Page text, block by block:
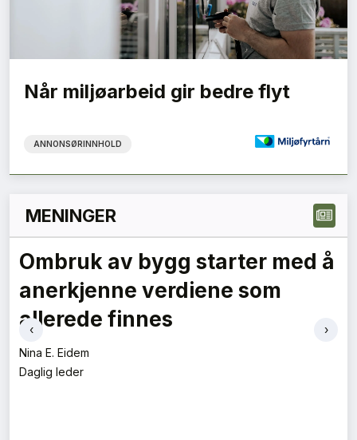
Når miljøarbeid gir bedre flyt
ANNONSØRINNHOLD
MENINGER
Ombruk av bygg starter med å
anerkjenne verdiene som
allerede finnes
Nina E. Eidem
Daglig leder
‹ ›